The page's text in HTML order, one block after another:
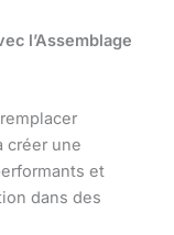
l’Assemblage
créer une
et
dans des